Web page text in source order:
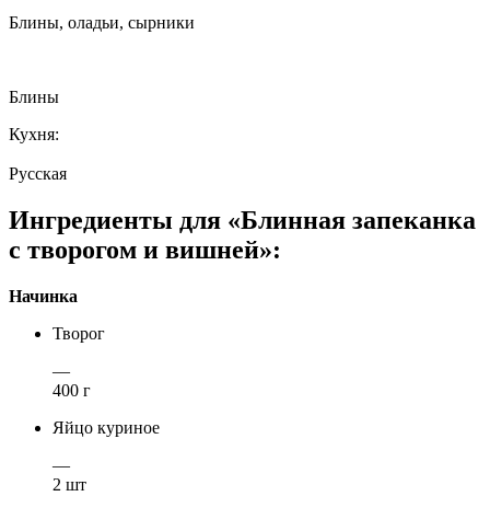
Блины, оладьи, сырники
Блины
Кухня:
Русская
Ингредиенты для «Блинная запеканка
с творогом и вишней»:
Начинка
Творог
—
400 г
Яйцо куриное
—
2 шт